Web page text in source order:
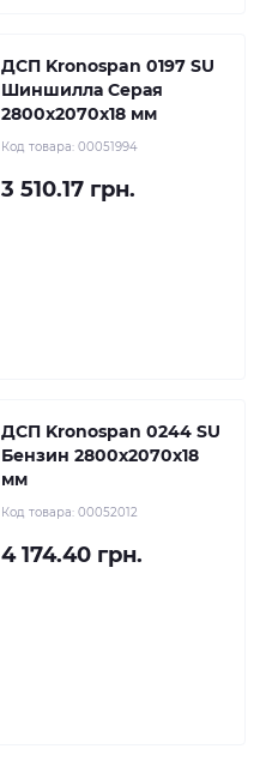
ДСП Kronospan 0197 SU
Шиншилла Серая
2800x2070x18 мм
Код товара: 00051994
3 510.17 грн.
ДСП Kronospan 0244 SU
Бензин 2800x2070x18
мм
Код товара: 00052012
4 174.40 грн.